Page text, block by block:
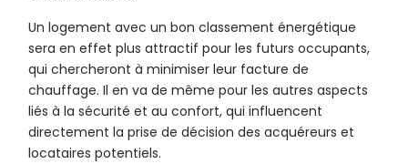
Un logement avec un bon classement énergétique
sera en effet plus attractif pour les futurs occupants,
qui chercheront à minimiser leur facture de
chauffage. Il en va de même pour les autres aspects
liés à la sécurité et au confort, qui influencent
directement la prise de décision des acquéreurs et
locataires potentiels.